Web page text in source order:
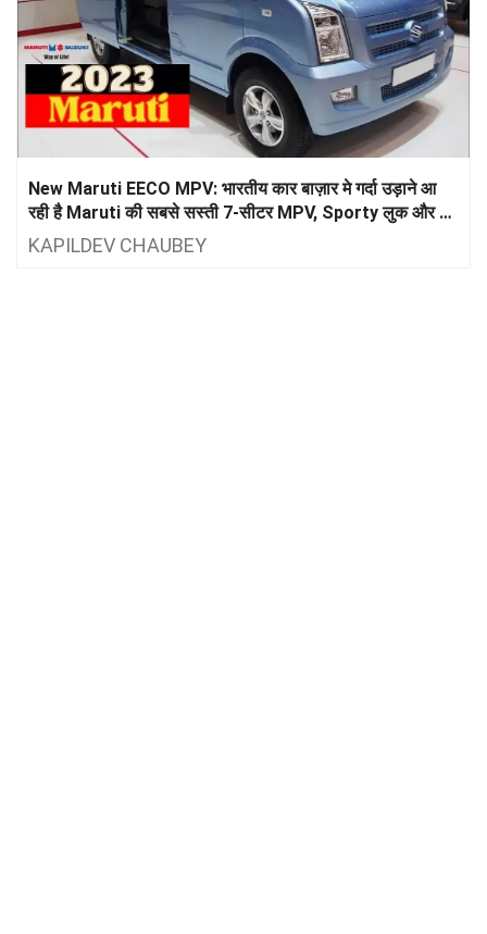
New Maruti EECO MPV: भारतीय कार बाज़ार मे गर्दा उड़ाने आ
रही है Maruti की सबसे सस्ती 7-सीटर MPV, Sporty लुक और 26
के शानदार माइलेज के साथ कीमत 5 लाख से भी कम…
KAPILDEV CHAUBEY